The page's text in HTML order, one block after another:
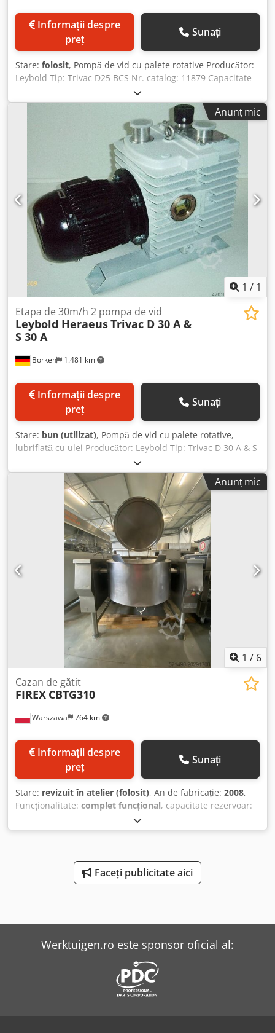
preț
Sunați
Stare: folosit, Pompă de vid cu palete rotative Producător:
Leybold Tip: Trivac D25 BCS Nr. catalog: 11879 Capacitate
de aspirație: 25 m³/h Presiune finală: aprox. 0,005 mbar
Chodpfx Aebqnhgsmhsa Motor: 400V, trifazat Vă rugăm să
ne trimiteți cererea dumneavoastră pentru pompa dorită.
Anunț mic
1 / 1
Borken 1.481 km
Etapa de 30m/h 2 pompa de vid
Leybold HeraeusTrivac D 30 A &
S 30 A
preț
Sunați
Stare: bun (utilizat), Pompă de vid cu palete rotative,
lubrifiată cu ulei Producător: Leybold Tip: Trivac D 30 A & S
30 A Tensiune: 400V / 50Hz Capacitate de aspirație: aprox.
30 m³/h Presiune finală: aprox. 5x10⁻³ mbar & 5x10⁻²
Csdpfx Ameb Ii E Dehoha Stare: recondiționată integral
Garanție: 12 luni Accesorii: manual de utilizare, umplutură
cu ulei mineral Cantitate: mai multe disponibile Timp de
livrare: din stoc
Anunț mic
1 / 6
Warszawa 764 km
Cazan de gătit
FIREX CBTG310
preț
Sunați
Stare: revizuit în atelier (folosit), An de fabricație: 2008,
Funcționalitate: complet funcțional, capacitate rezervoar:
oțel inoxidabil
operare:220 °C, durata garanției:6 luni, Dotări:Marcaj CE,
Capacitate – 310 litri, - Încălzire directă a cămășii cu sau
fără gătire sub presiune, - Setare direcție de lucru agitator
arc pe gaz, fabricat din oțel inoxidabil AISI 304, - Capac
mentenanță, - Reglare temperatură între 20° și 220°C, -
Amestecare automată cu racloare din teflon, control viteză
și revers, - Panou de control tactil Folio, - Arzătoare
tubulare de înaltă performanță pentru modelele pe gaz,
elemente blindate din aliaj INCOLOY-800 pentru modelele
Faceți publicitate aici
Werktuigen.ro este sponsor oficial al: